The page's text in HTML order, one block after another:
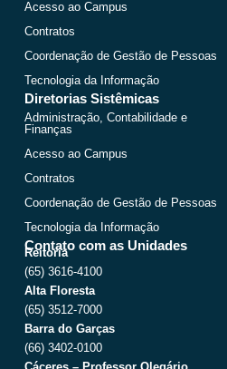
Acesso ao Campus
Contratos
Coordenação de Gestão de Pessoas
Tecnologia da Informação
Diretorias Sistêmicas
Administração, Contabilidade e
Finanças
Acesso ao Campus
Contratos
Coordenação de Gestão de Pessoas
Tecnologia da Informação
Contato com as Unidades
Reitoria
(65) 3616-4100
Alta Floresta
(65) 3512-7000
Barra do Garças
(66) 3402-0100